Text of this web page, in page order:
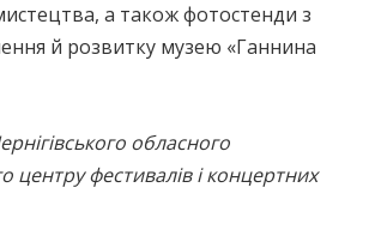
а також фотостенди з
й розвитку музею «Ганнина
обласного
центру фестивалів і концертних